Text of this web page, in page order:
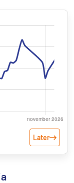
Later